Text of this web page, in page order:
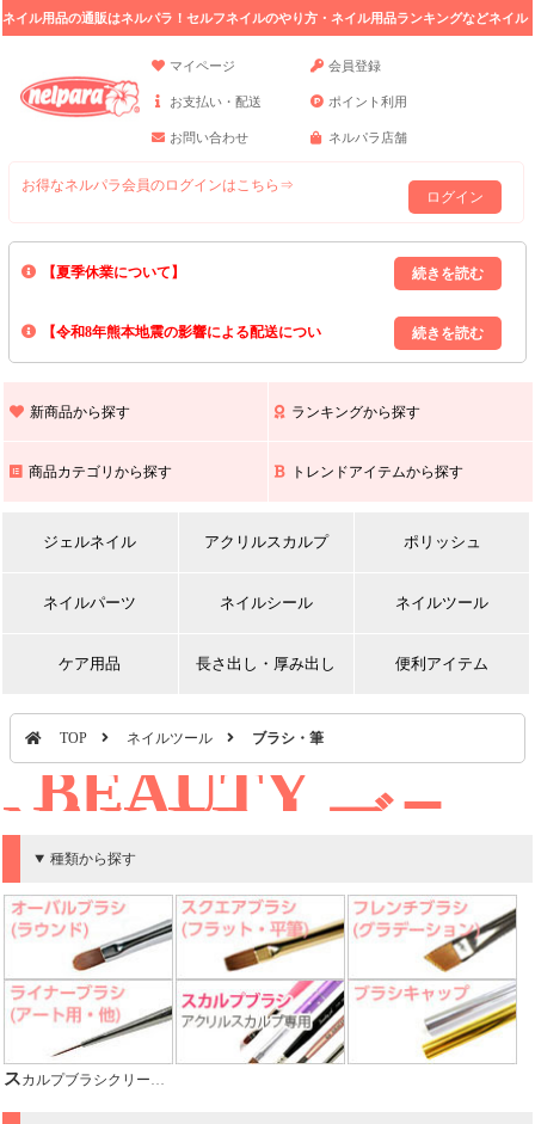
ネイル用品の通販はネルパラ！セルフネイルのやり方・ネイル用品ランキングなどネイル
マイページ
会員登録
お支払い・配送 ポイント利用
お問い合わせ ネルパラ店舗
お得なネルパラ会員のログインはこちら⇒
ログイン
【夏季休業について】
8/13(木)～8/16(日)の間｢出荷業務・お問い合わせ業務｣はお休みいたしま
上記期間中のご注文・お問い合わせは8/17(月)以降の対応となりますので
【令和8年熊本地震の影響による配送につい
また､ 九州全域でお荷物のお届けに遅延が生じております｡
新商品から探す ランキングから探す
商品カテゴリから探す トレンドアイテムから探す
ジェルネイル アクリルスカルプ ポリッシュ
ネイルパーツ ネイルシール ネイルツール
ケア用品 長さ出し・厚み出し 便利アイテム
TOP ネイルツール ブラシ・筆
BEAUTY
NAILER｜ブラ
シ・筆
種類から探す
スカルプブラシクリーナー